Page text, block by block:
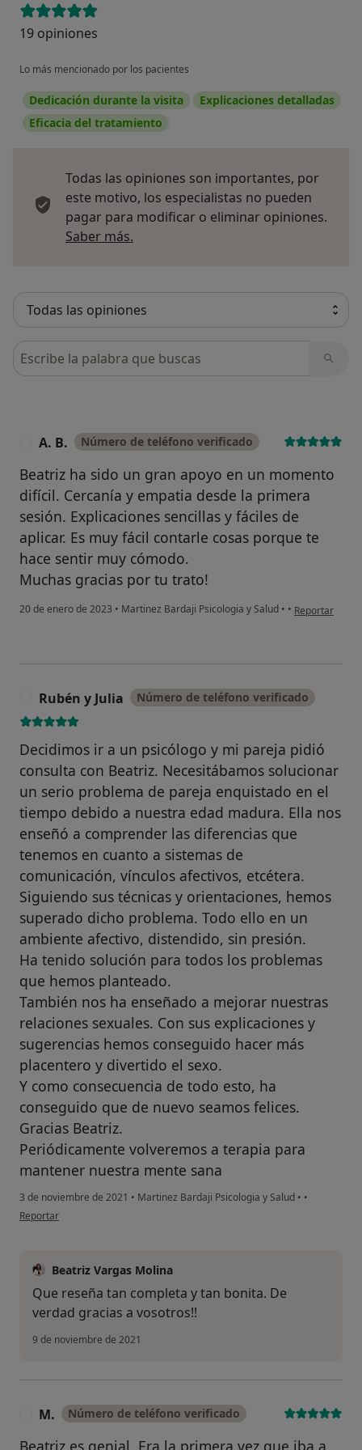
.
19 opiniones
Lo más mencionado por los pacientes
Dedicación durante la visita
Explicaciones detalladas
Eficacia del tratamiento
Todas las opiniones son importantes, por
este motivo, los especialistas no pueden
pagar para modificar o eliminar opiniones.
Saber más.
Busca en opiniones
A. B. Número de teléfono verificado
Beatriz ha sido un gran apoyo en un momento
difícil. Cercanía y empatia desde la primera
sesión. Explicaciones sencillas y fáciles de
aplicar. Es muy fácil contarle cosas porque te
hace sentir muy cómodo.
Muchas gracias por tu trato!
20 de enero de 2023 • Martinez Bardaji Psicologia y Salud • • en opinión del
Reportar
Rubén y Julia Número de teléfono verificado
Decidimos ir a un psicólogo y mi pareja pidió
consulta con Beatriz. Necesitábamos solucionar
un serio problema de pareja enquistado en el
tiempo debido a nuestra edad madura. Ella nos
enseñó a comprender las diferencias que
tenemos en cuanto a sistemas de
comunicación, vínculos afectivos, etcétera.
Siguiendo sus técnicas y orientaciones, hemos
superado dicho problema. Todo ello en un
ambiente afectivo, distendido, sin presión.
Ha tenido solución para todos los problemas
que hemos planteado.
También nos ha enseñado a mejorar nuestras
relaciones sexuales. Con sus explicaciones y
sugerencias hemos conseguido hacer más
placentero y divertido el sexo.
Y como consecuencia de todo esto, ha
conseguido que de nuevo seamos felices.
Gracias Beatriz.
Periódicamente volveremos a terapia para
mantener nuestra mente sana
3 de noviembre de 2021 • Martinez Bardaji Psicologia y Salud • •
en opinión del usuario Rubén y Julia
Reportar
Beatriz Vargas Molina
Que reseña tan completa y tan bonita. De
verdad gracias a vosotros!!
9 de noviembre de 2021
M. Número de teléfono verificado
Beatriz es genial. Era la primera vez que iba a